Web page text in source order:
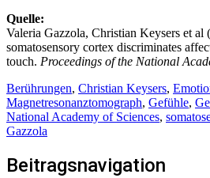
Quelle:
Valeria Gazzola, Christian Keysers et al
somatosensory cortex discriminates
touch. Proceedings of the National
Berührungen, Christian Keysers,
Magnetresonanztomograph, Gefühle,
National Academy of Sciences,
Gazzola
Beitragsnavigation